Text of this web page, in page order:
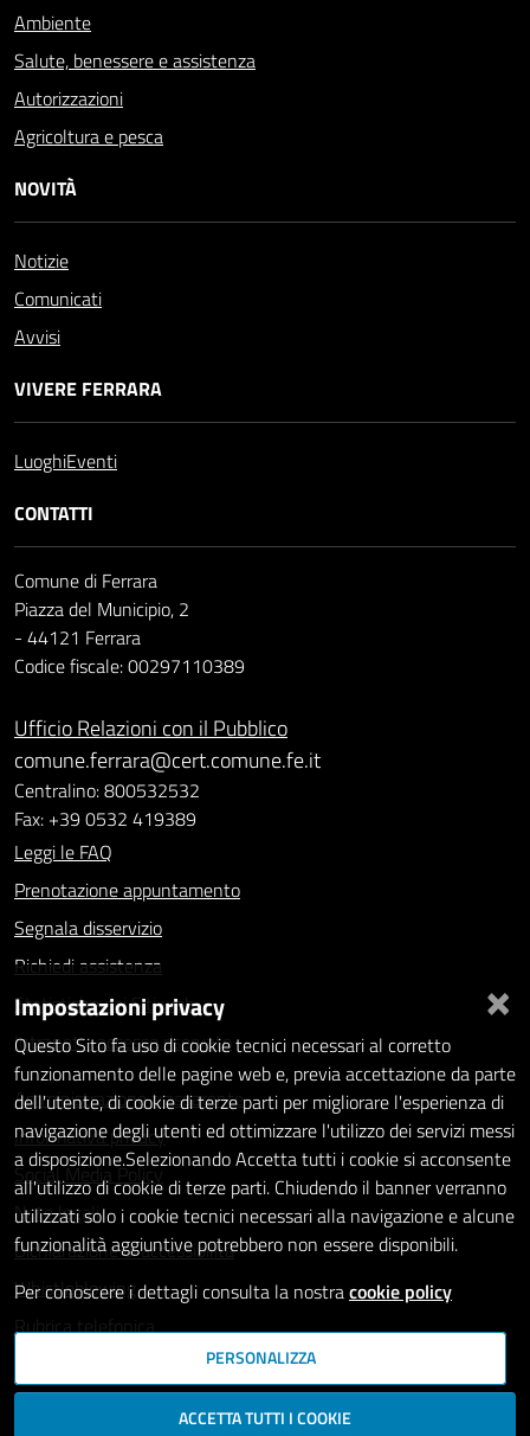
Ambiente
Salute, benessere e assistenza
Autorizzazioni
Agricoltura e pesca
NOVITÀ
Notizie
Comunicati
Avvisi
VIVERE FERRARA
LuoghiEventi
CONTATTI
Comune di Ferrara
Piazza del Municipio, 2
- 44121 Ferrara
Codice fiscale: 00297110389
Ufficio Relazioni con il Pubblico
comune.ferrara@cert.comune.fe.it
Centralino: 800532532
Fax: +39 0532 419389
Leggi le FAQ
Prenotazione appuntamento
Segnala disservizio
Richiedi assistenza
Statistiche dei Siti web
Intranet - accesso riservato
Amministrazione trasparente
Informativa privacy
Social Media Policy
Note legali
Dichiarazione di accessibilità
Whistleblowing
Rubrica telefonica
SEGUICI SU
×
Impostazioni privacy
Questo Sito fa uso di cookie tecnici necessari al corretto
funzionamento delle pagine web e, previa accettazione da parte
dell'utente, di cookie di terze parti per migliorare l'esperienza di
navigazione degli utenti ed ottimizzare l'utilizzo dei servizi messi
a disposizione.Selezionando Accetta tutti i cookie si acconsente
all'utilizzo di cookie di terze parti. Chiudendo il banner verranno
utilizzati solo i cookie tecnici necessari alla navigazione e alcune
funzionalità aggiuntive potrebbero non essere disponibili.
Per conoscere i dettagli consulta la nostracookie policy
PERSONALIZZA
ACCETTA TUTTI I COOKIE